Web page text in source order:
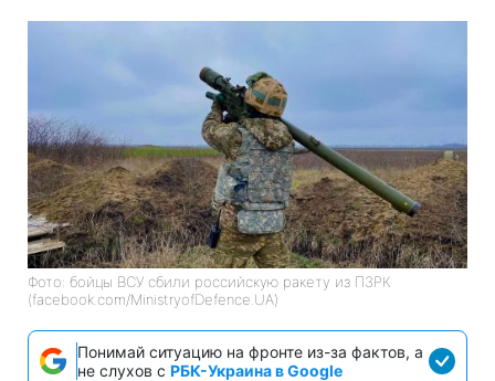
Фото: бойцы ВСУ сбили российскую ракету из ПЗРК
(facebook.com/MinistryofDefence.UA)
Понимай ситуацию на фронте из-за фактов, а
не слухов с РБК-Украина в Google